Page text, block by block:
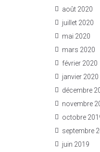
août 2020
juillet 2020
mai 2020
mars 2020
février 2020
janvier 2020
décembre
novembre
octobre
septembre
juin 2019